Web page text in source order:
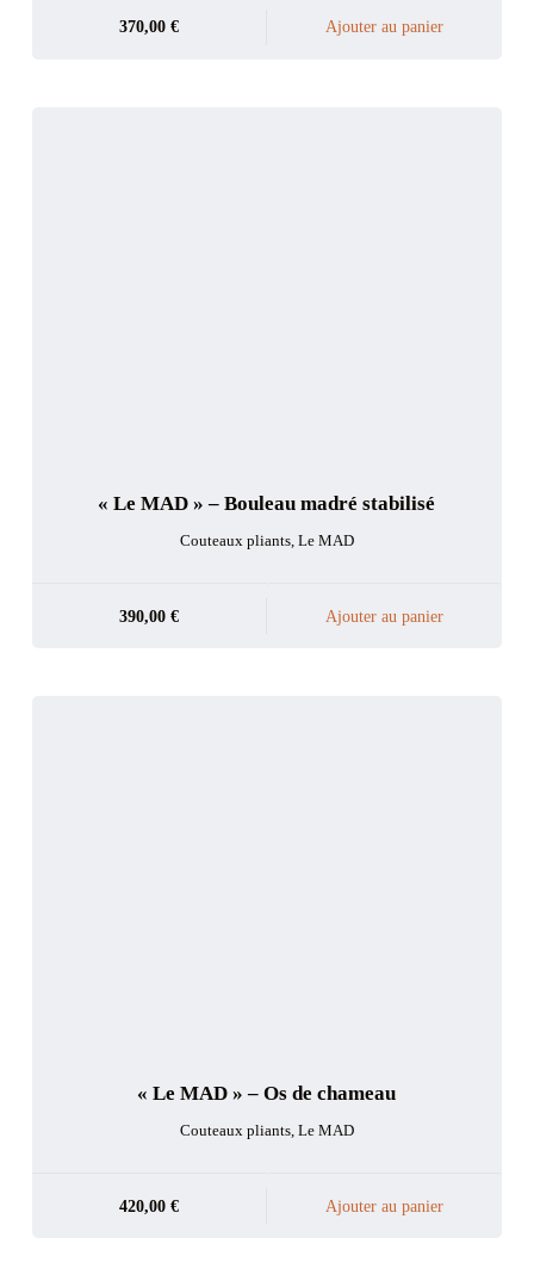
370,00€ Ajouter au panier
« Le MAD » – Bouleau madré stabilisé
Couteaux pliants, Le MAD
390,00€ Ajouter au panier
« Le MAD » – Os de chameau
Couteaux pliants, Le MAD
420,00€ Ajouter au panier